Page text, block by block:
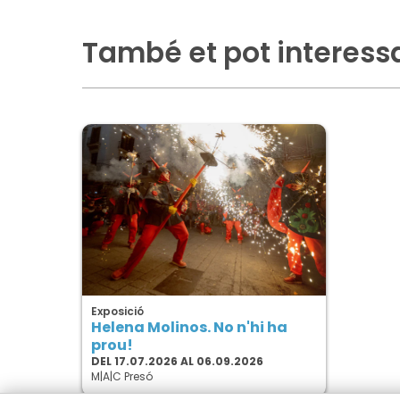
També et pot
Exposició
Helena Molinos. No n'hi ha
prou!
DEL 17.07.2026 AL 06.09.2026
M|A|C Presó